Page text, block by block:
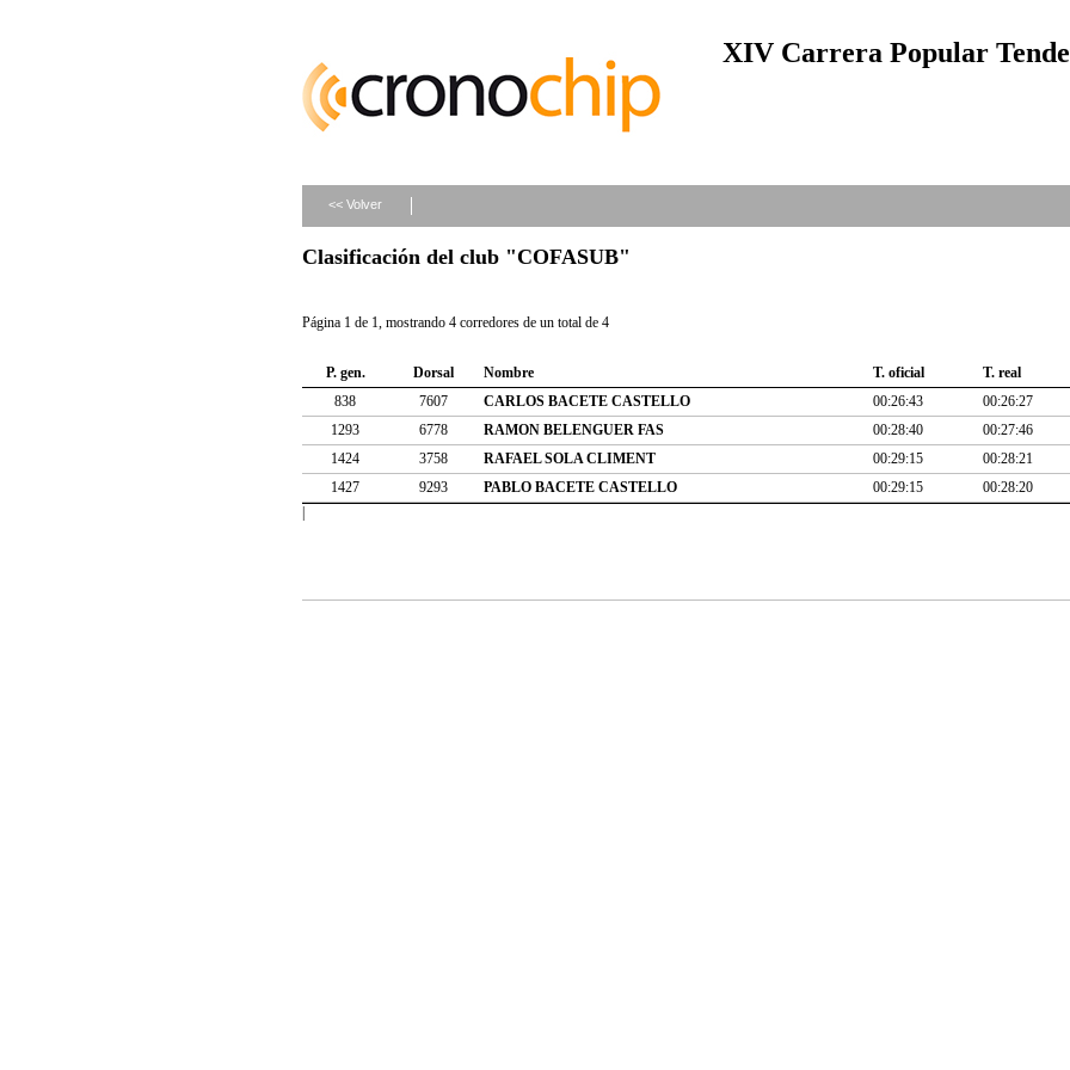
XIV Carrera Popular
<< Volver
Clasificación del club "COFASUB"
Página 1 de 1, mostrando 4 corredores de un total de 4
P. gen. Dorsal Nombre T. oficial T. real
838
7607 CARLOS BACETE CASTELLO 00:26:43 00:26:27
1293
6778 RAMON BELENGUER FAS 00:28:40 00:27:46
1424
3758 RAFAEL SOLA CLIMENT 00:29:15 00:28:21
1427
9293 PABLO BACETE CASTELLO 00:29:15 00:28:20
|